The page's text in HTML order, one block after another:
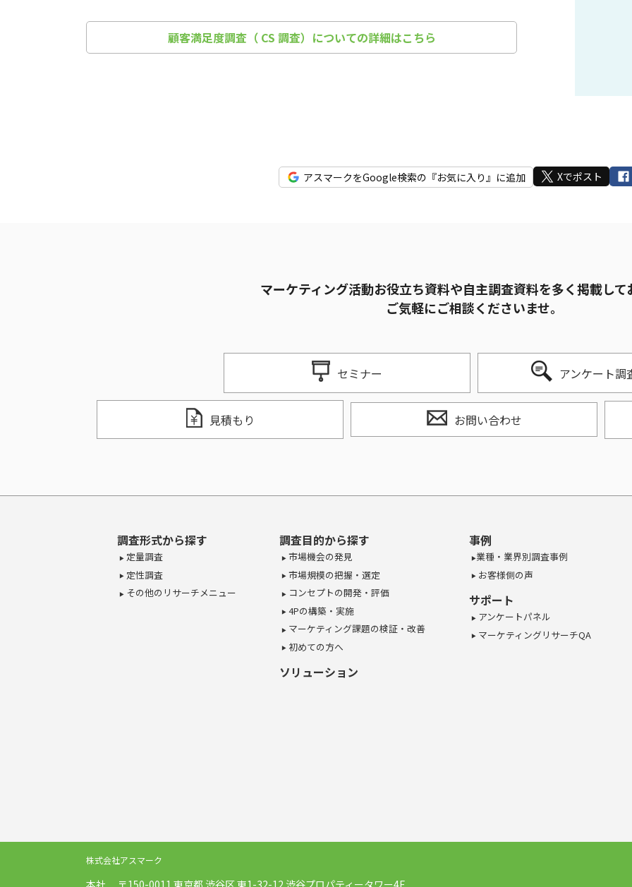
顧客満足度調査（ CS 調査）についての詳細はこちら
アスマークをGoogle検索の『お気に入り』に追加 Xでポスト
マーケティング活動お役立ち資料や自主調査資料を多く掲載して
ご気軽にご相談くださいませ。
セミナー アンケート調
見積もり お問い合わせ
調査形式から探す
定量調査
定性調査
その他のリサーチメニュー
調査目的から探す
市場機会の発見
市場規模の把握・選定
コンセプトの開発・評価
4Pの構築・実施
マーケティング課題の検証・改善
初めての方へ
ソリューション
事例
業種・業界別調査事例
お客様側の声
サポート
アンケートパネル
マーケティングリサーチQA
株式会社アスマーク
本社 〒150-0011 東京都 渋谷区東1-32-12 渋谷プロパティータワー4F